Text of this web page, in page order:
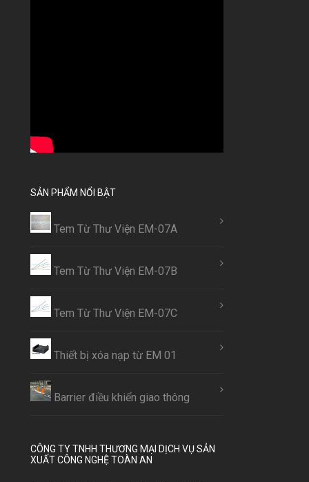
SẢN PHẨM NỔI BẬT
Tem Từ Thư Viện EM-07A
Tem Từ Thư Viện EM-07B
Tem Từ Thư Viện EM-07C
Thiết bị xóa nạp từ EM 01
Barrier điều khiển giao thông
CÔNG TY TNHH THƯƠNG MẠI DỊCH VỤ SẢN
XUẤT CÔNG NGHỆ TOÀN AN